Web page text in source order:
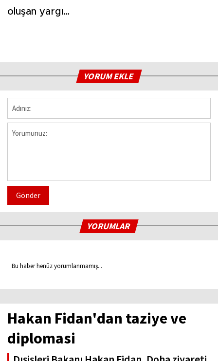
oluşan yargı…
YORUM EKLE
Gönder
YORUMLAR
Bu haber henüz yorumlanmamış...
Hakan Fidan'dan taziye ve
diplomasi